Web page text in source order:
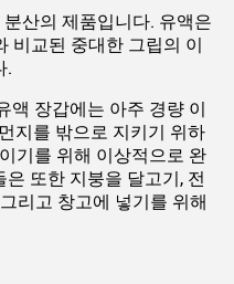
산의 제품입니다. 유액은
비교된 중대한 그립의 이
.
액 장갑에는 아주 경량 이
지를 밖으로 지키기 위하
기를 위해 이상적으로 완
또한 지붕을 달고기, 전
리고 창고에 넣기를 위해